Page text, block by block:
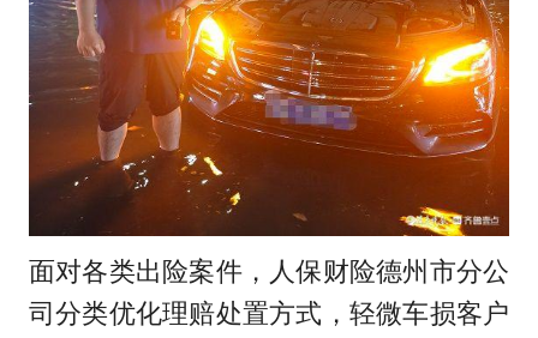
面对各类出险案件，人保财险德州市分公
司分类优化理赔处置方式，轻微车损客户